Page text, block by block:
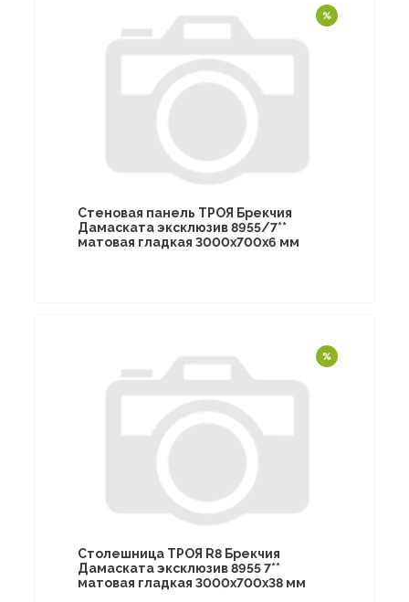
Стеновая панель ТРОЯ Брекчия
Дамаската эксклюзив 8955/7**
матовая гладкая 3000х700х6 мм
Столешница ТРОЯ R8 Брекчия
Дамаската эксклюзив 8955 7**
матовая гладкая 3000х700х38 мм